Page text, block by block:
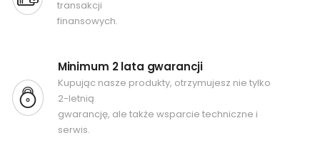
transakcji
finansowych.
Minimum 2 lata gwarancji
Kupując nasze produkty, otrzymujesz nie tylko
2-letnią
gwarancję, ale także wsparcie techniczne i
serwis.